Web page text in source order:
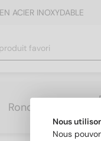
ACIER INOXYDABLE
Rondelles
Nous
Nous